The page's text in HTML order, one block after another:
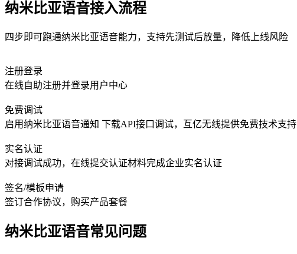
纳米比亚语音接入流程
四步即可跑通纳米比亚语音能力，支持先测试后放量，降低上线风险
注册登录
在线自助注册并登录用户中心
免费调试
启用纳米比亚语音通知 下载API接口调试，互亿无线提供免费技术支持
实名认证
对接调试成功，在线提交认证材料完成企业实名认证
签名/模板申请
签订合作协议，购买产品套餐
纳米比亚语音常见问题